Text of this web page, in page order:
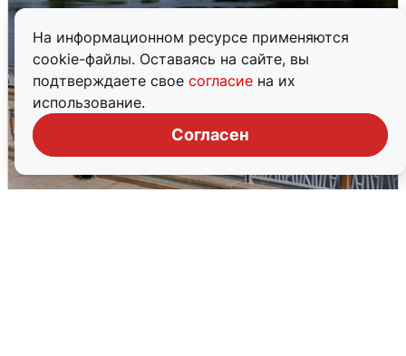
На информационном ресурсе применяются
cookie-файлы. Оставаясь на сайте, вы
подтверждаете свое согласие на их
использование.
Согласен